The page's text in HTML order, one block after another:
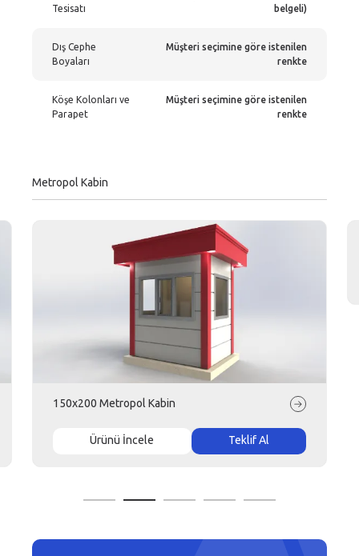
Tesisatı
belgeli)
Dış Cephe
Boyaları
Müşteri seçimine göre istenilen
renkte
Köşe Kolonları ve
Parapet
Müşteri seçimine göre istenilen
renkte
Metropol Kabin
150x200 Metropol Kabin
Ürünü İncele Teklif Al